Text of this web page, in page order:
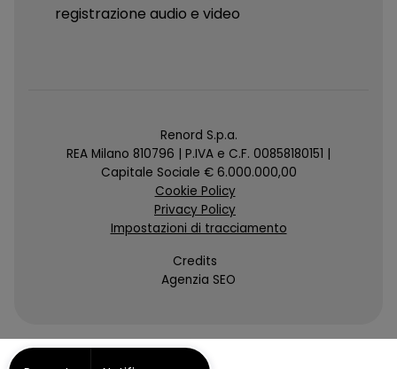
registrazione audio e video
Renord S.p.a.
REA Milano 810796 | P.IVA e C.F. 00858180151 |
Capitale Sociale € 6.000.000,00
Cookie Policy
Privacy Policy
Impostazioni di tracciamento
Credits
Agenzia SEO